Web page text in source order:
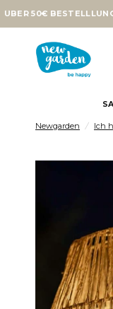
BESTELLLUNG:
Newgarden / Ich